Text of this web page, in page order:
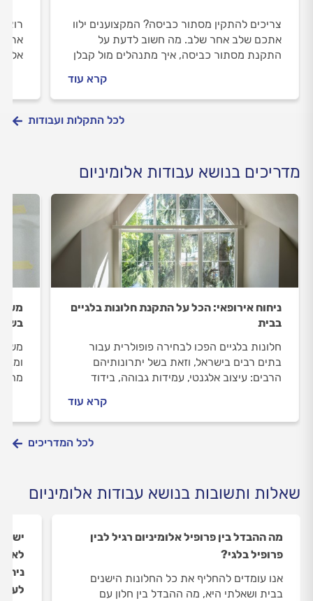
צריכים להתקין מסתור כביסה? המקצוענים ילוו
אתכם שלב אחר שלב. מה חשוב לדעת על
התקנת מסתור כביסה, איך מתנהלים מול קבלן
קרא עוד
לכל התקלות ועבודות
מדריכים בנושא עבודות אלומיניום
ניחוח אירופאי: הכל על התקנת חלונות בלגיים
בבית
חלונות בלגיים הפכו לבחירה פופולרית עבור
בתים רבים בישראל, וזאת בשל יתרונותיהם
הרבים: עיצוב אלגנטי, עמידות גבוהה, בידוד
שוקלים להתקין חלונות בלגיים בבית? במדריך
הבא נסביר מה זה פרופיל בלגי, מה היתרונות
שלו, אילו דגמים קיימים בשוק ומה היתרונות של
קרא עוד
מהו
לכל המדריכים
שאלות ותשובות בנושא עבודות אלומיניום
מה ההבדל בין פרופיל אלומיניום רגיל לבין
פרופיל בלגי?
אנו עומדים להחליף את כל החלונות הישנים
בבית ושאלתי היא, מה ההבדל בין חלון עם
יש